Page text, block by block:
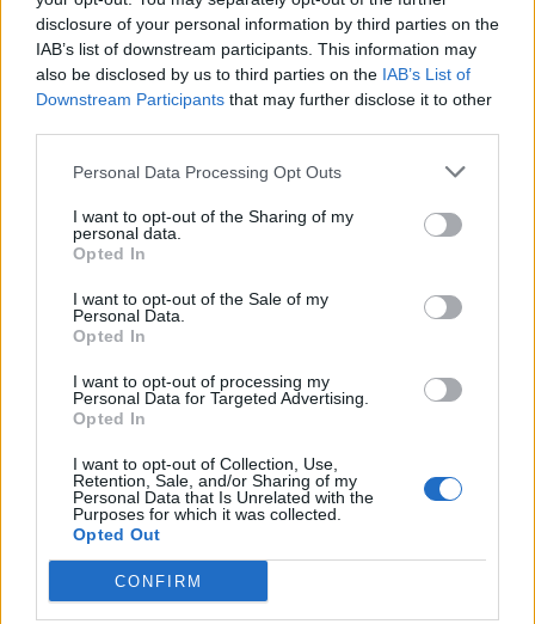
disclosure of your personal information by third parties on the
IAB’s list of downstream participants. This information may
also be disclosed by us to third parties on the IAB’s List of
Downstream Participants that may further disclose it to other
Personal Data Processing Opt Outs
I want to opt-out of the Sharing of my
personal data.
Opted In
I want to opt-out of the Sale of my
Personal Data.
Opted In
I want to opt-out of processing my
Personal Data for Targeted Advertising.
Opted In
I want to opt-out of Collection, Use,
Retention, Sale, and/or Sharing of my
Personal Data that Is Unrelated with the
Purposes for which it was collected.
Opted Out
CONFIRM
Please
enter
CAPTCHA
human.
ÚLTIMES NOTÍCIES
de la Running Sèries Terres de l’Ebre
recorreguts
maig 9, 2026
El Cantaires amb baixes rep al CB
Viladecans en el tram decisiu de la lliga